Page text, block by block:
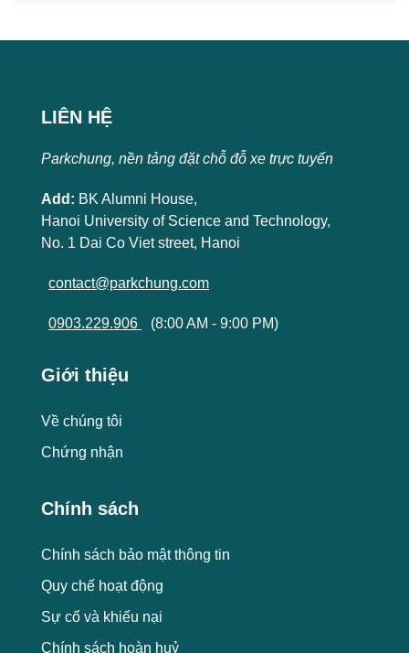
LIÊN HỆ
Parkchung, nền tảng đặt chỗ đỗ xe trực tuyến
Add: BK Alumni House,
Hanoi University of Science and Technology,
No. 1 Dai Co Viet street, Hanoi
contact@parkchung.com
0903.229.906 (8:00 AM - 9:00 PM)
Giới thiệu
Về chúng tôi
Chứng nhận
Chính sách
Chính sách bảo mật thông tin
Quy chế hoạt động
Sự cố và khiếu nại
Chính sách hoàn huỷ